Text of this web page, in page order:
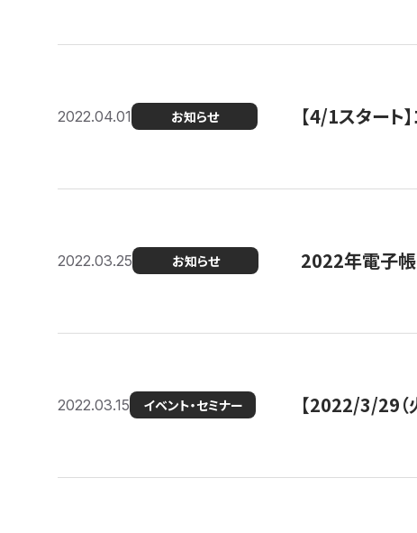
2022.04.01 お知らせ 【4/1スタート
2022.03.25 お知らせ 2022年電子
2022.03.15 イベント・セミナー 【2022/3/29